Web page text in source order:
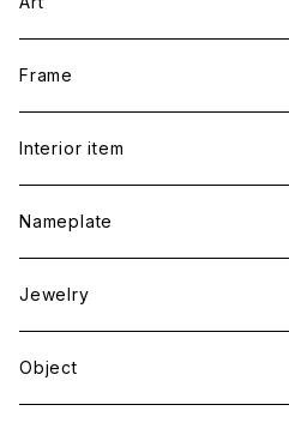
Frame
Interior item
Nameplate
Jewelry
Object